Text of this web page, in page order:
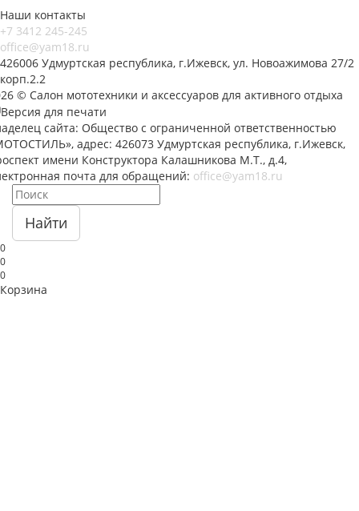
Наши контакты
+7 3412 245-245
office@yam18.ru
426006 Удмуртская республика, г.Ижевск, ул. Новоажимова 27/2
корп.2.2
© Салон мототехники и аксессуаров для активного отдыха
Версия для печати
сайта: Общество с ограниченной ответственностью
адрес: 426073 Удмуртская республика, г.Ижевск,
имени Конструктора Калашникова М.Т., д.4,
почта для обращений: office@yam18.ru
Найти
0
0
0
Корзина